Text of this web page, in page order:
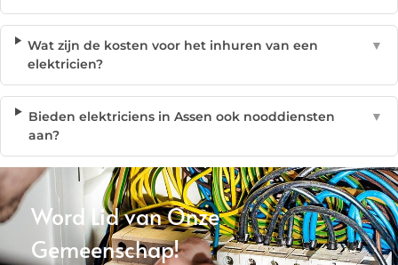
Wat zijn de kosten voor het inhuren van een
elektricien?
▼
Bieden elektriciens in Assen ook nooddiensten
aan?
▼
Word Lid van Onze
Gemeenschap!